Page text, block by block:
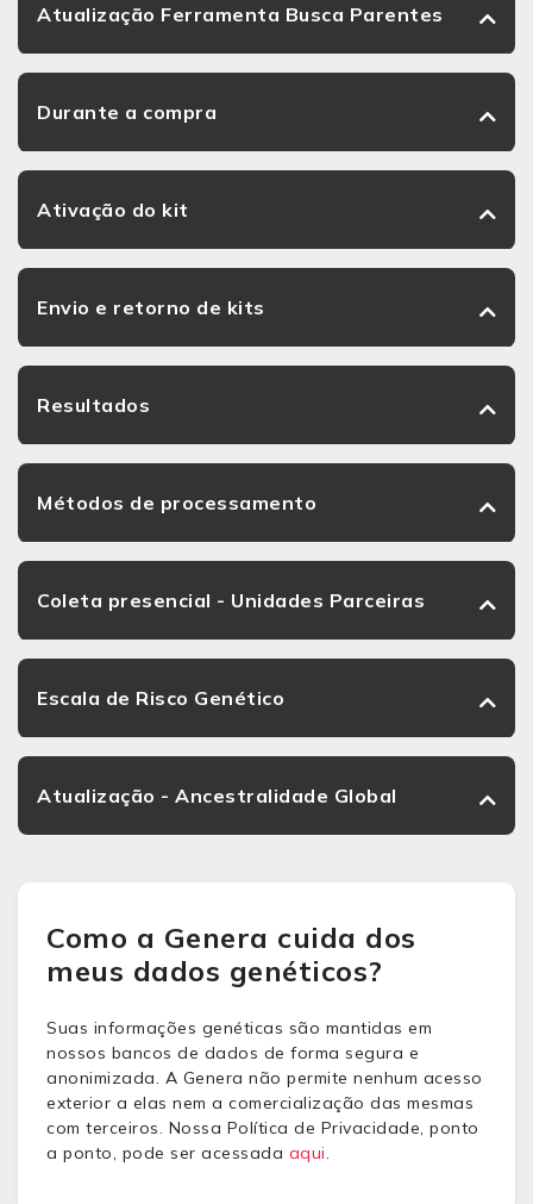
Atualização Ferramenta Busca Parentes
Durante a compra
Ativação do kit
Envio e retorno de kits
Resultados
Métodos de processamento
Coleta presencial - Unidades Parceiras
Escala de Risco Genético
Atualização - Ancestralidade Global
Como a Genera cuida dos
meus dados genéticos?
Suas informações genéticas são mantidas em
nossos bancos de dados de forma segura e
anonimizada. A Genera não permite nenhum acesso
exterior a elas nem a comercialização das mesmas
com terceiros. Nossa Política de Privacidade, ponto
a ponto, pode ser acessada aqui.